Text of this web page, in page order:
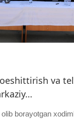
va
borayotgan